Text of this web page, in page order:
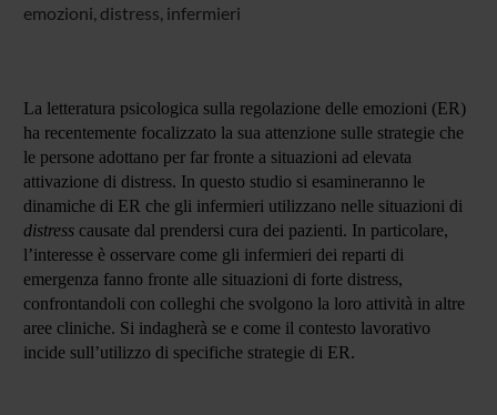
emozioni, distress, infermieri
La letteratura psicologica sulla regolazione delle emozioni (ER)
ha recentemente focalizzato la sua attenzione sulle strategie che
le persone adottano per far fronte a situazioni ad elevata
attivazione di distress. In questo studio si esamineranno le
dinamiche di ER che gli infermieri utilizzano nelle situazioni di
distress causate dal prendersi cura dei pazienti. In particolare,
l’interesse è osservare come gli infermieri dei reparti di
emergenza fanno fronte alle situazioni di forte distress,
confrontandoli con colleghi che svolgono la loro attività in altre
aree cliniche. Si indagherà se e come il contesto lavorativo
incide sull’utilizzo di specifiche strategie di ER.